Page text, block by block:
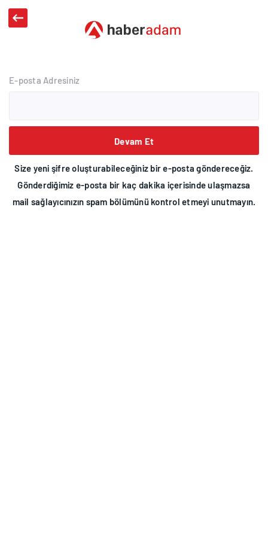
E-posta Adresiniz
Devam Et
Size yeni şifre oluşturabileceğiniz bir e-posta göndereceğiz.
Gönderdiğimiz e-posta bir kaç dakika içerisinde ulaşmazsa
mail sağlayıcınızın spam bölümünü kontrol etmeyi unutmayın.